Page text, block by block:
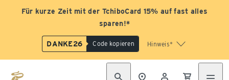
Für kurze Zeit mit der TchiboCard 15% auf fast alles
sparen!*
DANKE26 Code kopieren Hinweis*